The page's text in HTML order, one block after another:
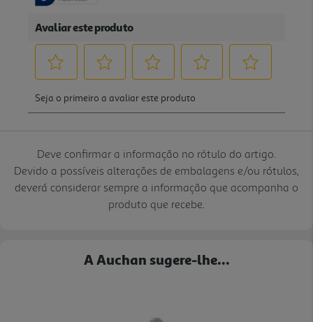
Deve confirmar a informação no rótulo do artigo.
Devido a possíveis alterações de embalagens e/ou rótulos,
deverá considerar sempre a informação que acompanha o
produto que recebe.
A Auchan sugere-lhe...